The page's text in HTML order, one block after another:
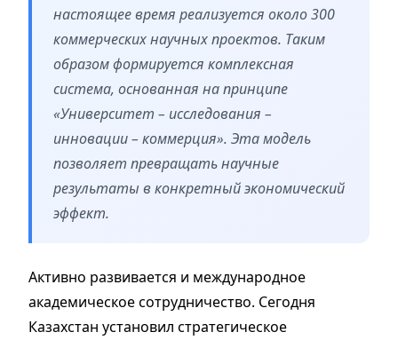
настоящее время реализуется около 300
коммерческих научных проектов. Таким
образом формируется комплексная
система, основанная на принципе
«Университет – исследования –
инновации – коммерция». Эта модель
позволяет превращать научные
результаты в конкретный экономический
эффект.
Активно развивается и международное
академическое сотрудничество. Сегодня
Казахстан установил стратегическое